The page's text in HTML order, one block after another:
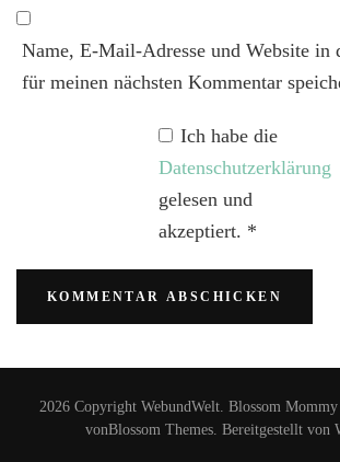
Name, E-Mail-Adresse und Website in
für meinen nächsten Kommentar
Ich habe die
Datenschutzerklärung
gelesen und
akzeptiert. *
2026 Copyright WebundWelt Blossom
vonBlossom Themes . Bereitgestellt von